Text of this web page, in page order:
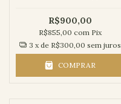
R$900,00
R$855,00 com Pix
3 x de R$300,00 sem juros
COMPRAR